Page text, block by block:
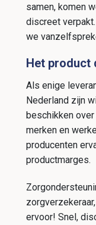
samen, komen
discreet
we
Het product
Als enige
Nederland zijn
beschikken
merken en
producenten
productmarges.
ervoor! Snel,